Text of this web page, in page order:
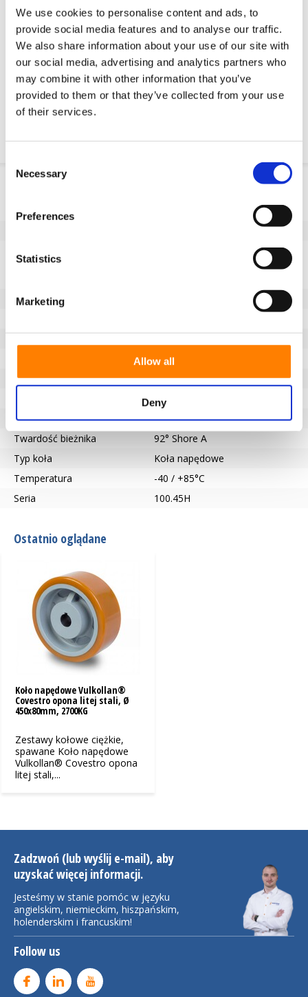
We use cookies to personalise content and ads, to
provide social media features and to analyse our traffic.
We also share information about your use of our site with
our social media, advertising and analytics partners who
may combine it with other information that you’ve
provided to them or that they’ve collected from your use
of their services.
Selection
Necessary
Preferences
Statistics
Marketing
Allow all
Deny
Estimated time:Wykonane na zamówienie
Żądanie części OE
Download PDF
Informacje o produkcie
SKU
Dane techniczne
Średnica koła (mm)
Wpust zgodny z DIN 6885 JS9
Długość piasty (mm)
80
60
Bieżnik
Vulkollan®
Twardość bieżnika
92° Shore A
Typ koła
Koła napędowe
Temperatura
-40 / +85°C
Seria
100.45H
Ostatnio oglądane
Koło napędowe Vulkollan®
Covestro opona litej stali, Ø
450x80mm, 2700KG
Zestawy kołowe ciężkie,
spawane Koło napędowe
Vulkollan® Covestro opona
litej stali,...
Zadzwoń (lub wyślij e-mail), aby
uzyskać więcej informacji.
Jesteśmy w stanie pomóc w języku
angielskim, niemieckim, hiszpańskim,
holenderskim i francuskim!
Follow us